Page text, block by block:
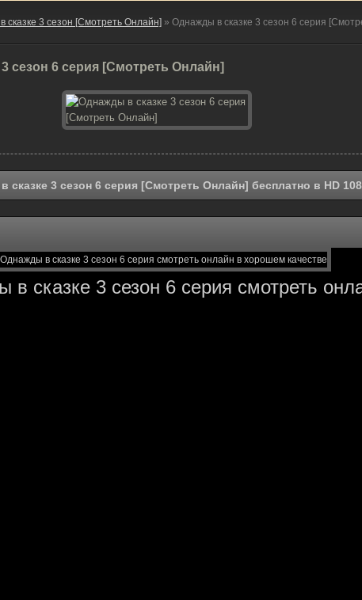
сказке 3 сезон [Смотреть Онлайн] » Однажды в сказке 3 сезон 6 серия
сезон 6 серия [Смотреть Онлайн]
сказке 3 сезон 6 серия [Смотреть Онлайн] бесплатно в HD
в сказке 3 сезон 6 серия смотреть